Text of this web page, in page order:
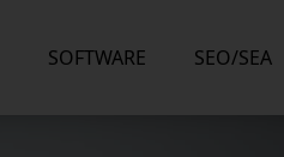
SOFTWARE SEO/SEA